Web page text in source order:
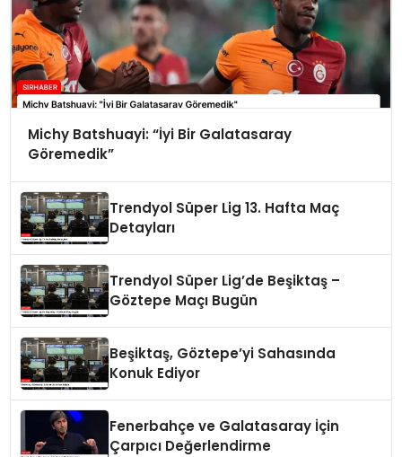
Michy Batshuayi: “İyi Bir Galatasaray
Göremedik”
Trendyol Süper Lig 13. Hafta Maç
Detayları
Trendyol Süper Lig’de Beşiktaş –
Göztepe Maçı Bugün
Beşiktaş, Göztepe’yi Sahasında
Konuk Ediyor
Fenerbahçe ve Galatasaray İçin
Çarpıcı Değerlendirme